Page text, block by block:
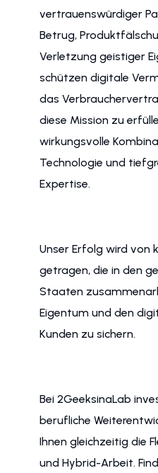
vertrauenswürdiger
Betrug,
Verletzung geistiger
schützen digitale
das
diese Mission zu
wirkungsvolle
Technologie und
Expertise.
Unser Erfolg wird von
getragen, die in den
Staaten
Eigentum und den
Kunden zu sichern.
Bei 2GeeksinaLab
berufliche
Ihnen gleichzeitig die
und Hybrid-Arbeit.